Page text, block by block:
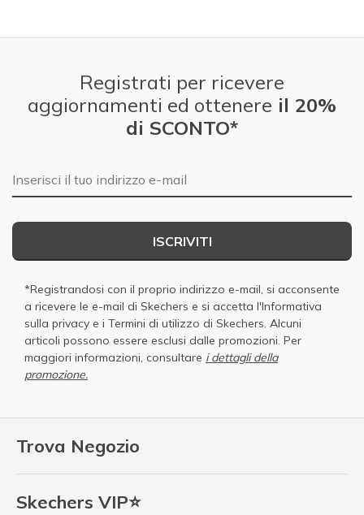
Trova Negozio
Skechers VIP⭐
Registrati per ricevere
aggiornamenti ed ottenere il 20%
di SCONTO*
E-mail
ISCRIVITI
*Registrandosi con il proprio indirizzo e-mail, si acconsente
a ricevere le e-mail di Skechers e si accetta l'Informativa
sulla privacy e i Termini di utilizzo di Skechers. Alcuni
articoli possono essere esclusi dalle promozioni. Per
maggiori informazioni, consultare i dettagli della
promozione.